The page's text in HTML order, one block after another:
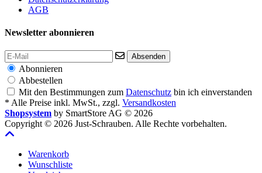
AGB
Newsletter abonnieren
Absenden
Abonnieren
Abbestellen
Mit den Bestimmungen zum Datenschutz bin ich einverstanden
* Alle Preise inkl. MwSt., zzgl. Versandkosten
Shopsystem by SmartStore AG © 2026
Copyright © 2026 Just-Schrauben. Alle Rechte vorbehalten.
Warenkorb
Wunschliste